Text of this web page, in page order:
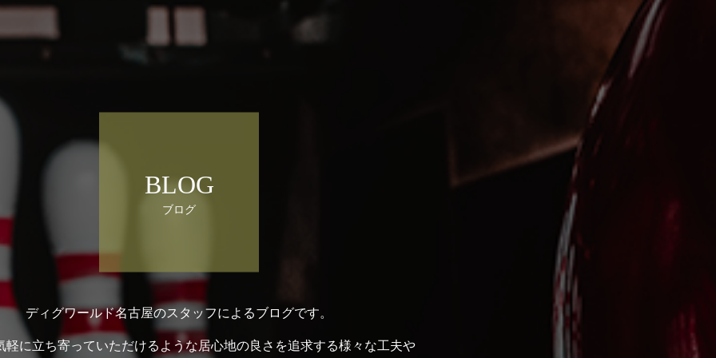
BLOG
ブログ
ディグワールド名古屋のスタッフによるブログです。
軽に立ち寄っていただけるような居心地の良さを追求する様々な工夫や